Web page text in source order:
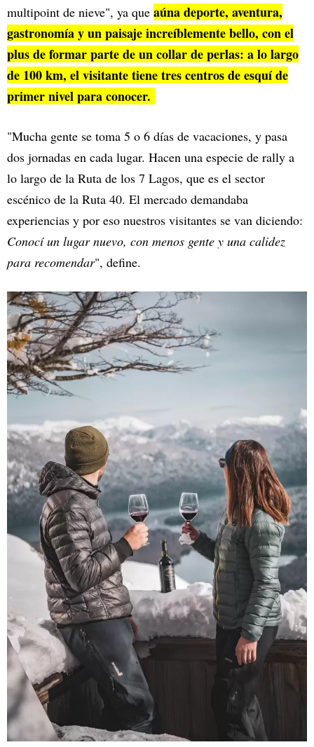
multipoint de nieve", ya que aúna deporte, aventura,
gastronomía y un paisaje increíblemente bello, con el
plus de formar parte de un collar de perlas: a lo largo
de 100 km, el visitante tiene tres centros de esquí de
primer nivel para conocer.
"Mucha gente se toma 5 o 6 días de vacaciones, y pasa
dos jornadas en cada lugar. Hacen una especie de rally a
lo largo de la Ruta de los 7 Lagos, que es el sector
escénico de la Ruta 40. El mercado demandaba
experiencias y por eso nuestros visitantes se van diciendo:
Conocí un lugar nuevo, con menos gente y una calidez
para recomendar", define.